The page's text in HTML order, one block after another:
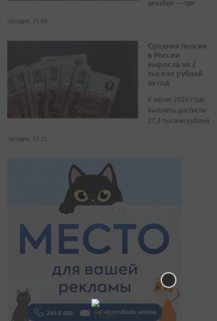
декабре — три
сегодня, 21:09
Средняя пенсия
в России
выросла на 2
тысячи рублей
за год
К июлю 2026 года
выплаты достигли
27,2 тысячи рублей
сегодня, 17:21